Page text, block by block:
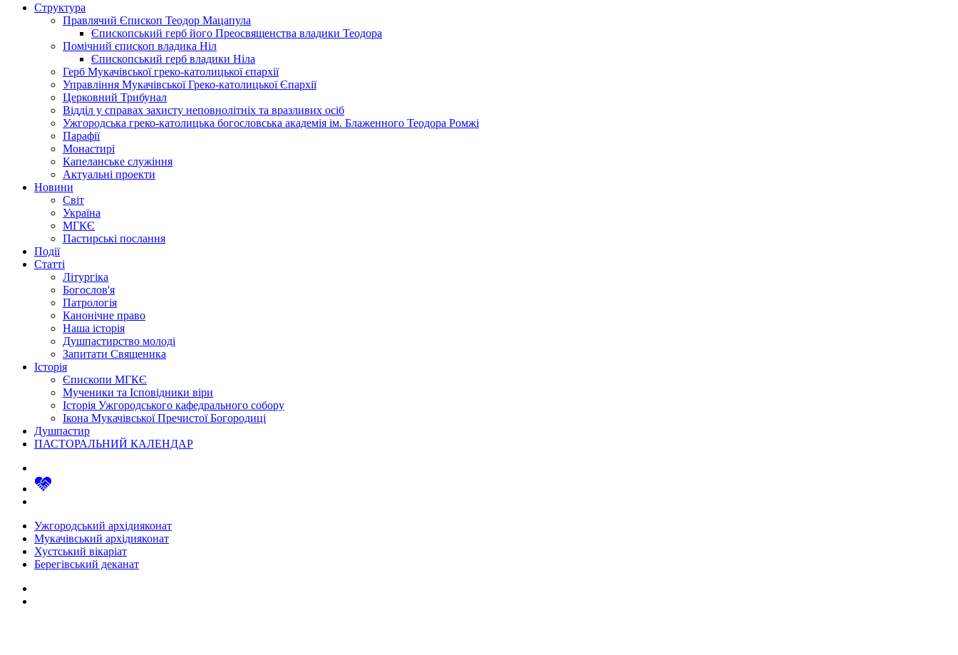
Структура
Правлячий Єпископ Теодор Мацапула
Єпископський герб його Преосвященства владики Теодора
Помічний єпископ владика Ніл
Єпископський герб владики Ніла
Герб Мукачівської греко-католицької єпархії
Управління Мукачівської Греко-католицької Єпархії
Церковний Трибунал
Відділ у справах захисту неповнолітніх та вразливих осіб
Ужгородська греко-католицька богословська академія ім. Блаженного Теодора Ромжі
Парафії
Монастирі
Капеланське служіння
Актуальні проекти
Новини
Світ
Україна
МГКЄ
Пастирські послання
Події
Статті
Літургіка
Богослов'я
Патрологія
Канонічне право
Наша історія
Душпастирство молоді
Запитати Священика
Історія
Єпископи МГКЄ
Мученики та Ісповідники віри
Історія Ужгородського кафедрального собору
Ікона Мукачівської Пречистої Богородиці
Душпастир
ПАСТОРАЛЬНИЙ КАЛЕНДАР
Ужгородський архідияконат
Мукачівський архідияконат
Хустський вікаріат
Берегівський деканат